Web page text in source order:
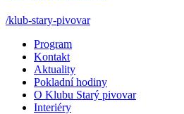
/klub-stary-pivovar
Program
Kontakt
Aktuality
Pokladní hodiny
O Klubu Starý pivovar
Interiéry